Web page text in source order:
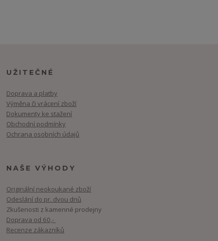
UŽITEČNÉ
Doprava a platby
Výměna či vrácení zboží
Dokumenty ke stažení
Obchodní podmínky
Ochrana osobních údajů
NAŠE VÝHODY
Originální neokoukané zboží
Odeslání do pr. dvou dnů
Zkušenosti z kamenné prodejny
Doprava od 60,-
Recenze zákazníků